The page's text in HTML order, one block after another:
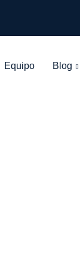
Equipo Blog